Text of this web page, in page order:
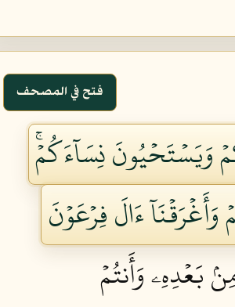
فتح في المصحف
وَيَسۡتَحۡيُونَ نِسَآءَكُمۡۚ
وَأَغۡرَقۡنَآ ءَالَ فِرۡعَوۡنَ
بَعۡدِهِۦ وَأَنتُمۡ